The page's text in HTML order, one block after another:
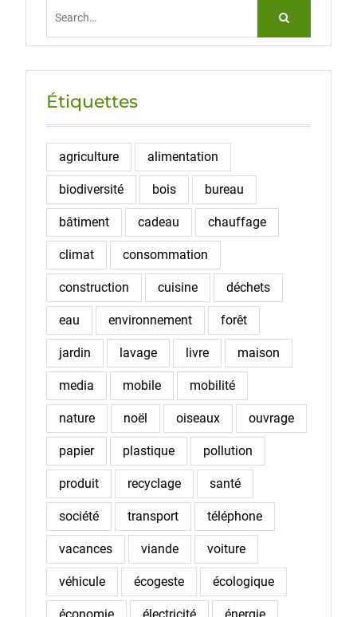
Étiquettes
agriculture alimentation
biodiversité bois bureau
bâtiment cadeau chauffage
climat consommation
construction cuisine déchets
eau environnement forêt
jardin lavage livre maison
media mobile mobilité
nature noël oiseaux ouvrage
papier plastique pollution
produit recyclage santé
société transport téléphone
vacances viande voiture
véhicule écogeste écologique